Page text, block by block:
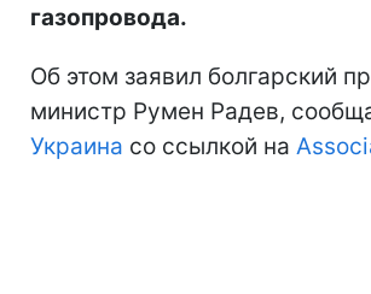
газопровода.
Об этом заявил болгарский
министр Румен Радев,
Украина со ссылкой на